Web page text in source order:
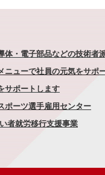
体・電子部品などの技術者
ニューで社員の元気をサポ
サポートします
ポーツ選手雇用センター
者就労移行支援事業